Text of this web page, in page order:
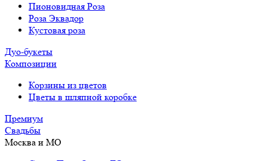
Пионовидная Роза
Роза Эквадор
Кустовая роза
Дуо-букеты
Композиции
Корзины из цветов
Цветы в шляпной коробке
Премиум
Свадьбы
Москва и МО